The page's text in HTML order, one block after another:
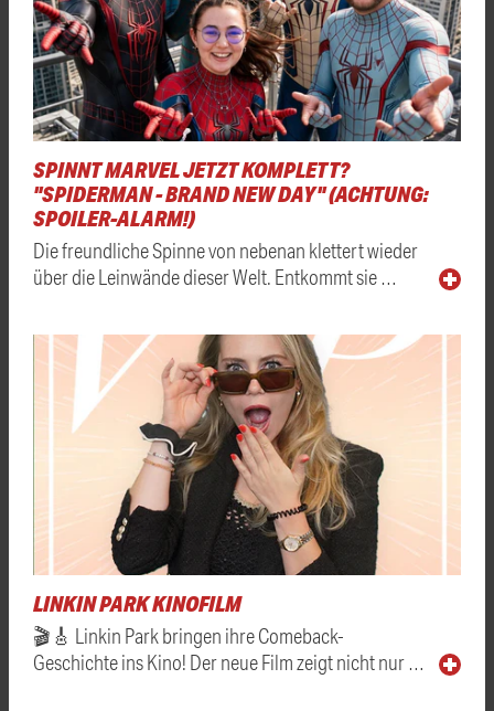
SPINNT MARVEL JETZT KOMPLETT?
"SPIDERMAN - BRAND NEW DAY" (ACHTUNG:
SPOILER-ALARM!)
Die freundliche Spinne von nebenan klettert wieder
über die Leinwände dieser Welt. Entkommt sie …
LINKIN PARK KINOFILM
🎬🎸 Linkin Park bringen ihre Comeback-
Geschichte ins Kino! Der neue Film zeigt nicht nur …